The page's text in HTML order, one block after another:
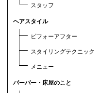
スタッフ
ヘアスタイル
ビフォーアフター
スタイリングテクニック
メニュー
バーバー・床屋のこと